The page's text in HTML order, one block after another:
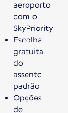
aeroporto
com o
SkyPriority
Escolha
gratuita
do
assento
padrão
Opções
de